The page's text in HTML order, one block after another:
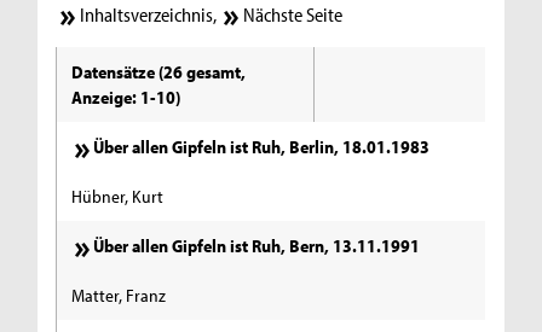
Inhaltsverzeichnis, Nächste Seite
Datensätze (26 gesamt,
Anzeige: 1-10)
Über allen Gipfeln ist Ruh, Berlin, 18.01.1983
Hübner, Kurt
Über allen Gipfeln ist Ruh, Bern, 13.11.1991
Matter, Franz